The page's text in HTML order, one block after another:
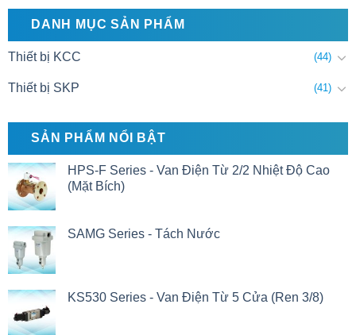
DANH MỤC SẢN PHẨM
Thiết bị KCC (44)
Thiết bị SKP (41)
SẢN PHẨM NỔI BẬT
HPS-F Series - Van Điện Từ 2/2 Nhiệt Độ Cao
(Mặt Bích)
SAMG Series - Tách Nước
KS530 Series - Van Điện Từ 5 Cửa (Ren 3/8)